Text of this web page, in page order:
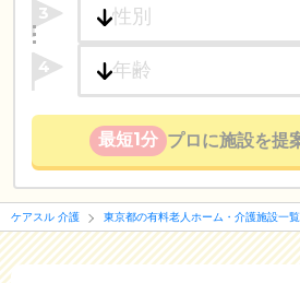
3
4
最短1分 プロに施設を提
ケアスル 介護 東京都の有料老人ホーム・介護施設一覧